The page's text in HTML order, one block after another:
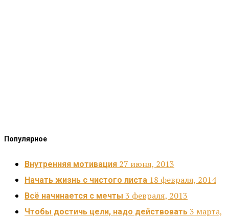
Популярное
Внутренняя мотивация 27 июня, 2013
Начать жизнь с чистого листа 18 февраля, 2014
Всё начинается с мечты 3 февраля, 2013
Чтобы достичь цели, надо действовать 3 марта,